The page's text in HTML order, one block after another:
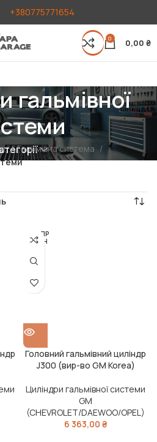
+380775771654
0 0,00 ₴
гальмівної
Гальмівна система
РОЗПР
ОДАН
Головний гальмівний циліндр
J300 (вир-во GM Korea)
Циліндри гальмівної системи
GM
(CHEVROLET/DAEWOO/OPEL)
6 363,00 ₴